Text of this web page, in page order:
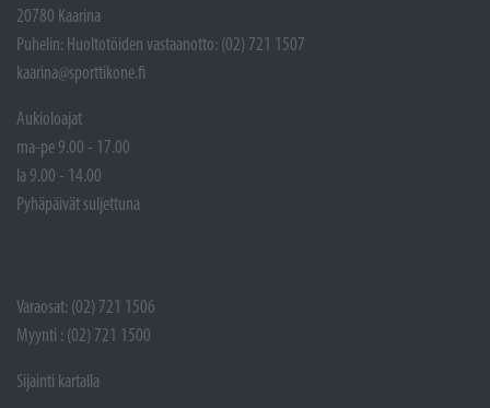
20780 Kaarina
Puhelin: Huoltotöiden vastaanotto: (02) 721 1507
kaarina@sporttikone.fi
Aukioloajat
ma-pe 9.00 - 17.00
la 9.00 - 14.00
Pyhäpäivät suljettuna
Varaosat: (02) 721 1506
Myynti : (02) 721 1500
Sijainti kartalla